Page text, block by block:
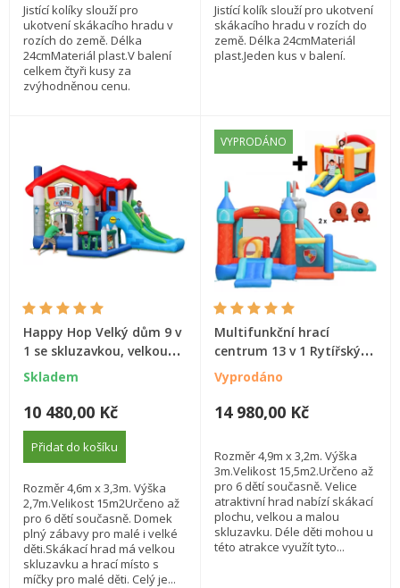
Jistící kolíky slouží pro
ukotvení skákacího hradu v
rozích do země. Délka
24cmMateriál plast.V balení
celkem čtyři kusy za
zvýhodněnou cenu.
Jistící kolík slouží pro ukotvení
skákacího hradu v rozích do
země. Délka 24cmMateriál
plast.Jeden kus v balení.
Happy Hop Velký dům 9 v
1 se skluzavkou, velkou
skákací plochou a míčky
Skladem
10 480,00 Kč
Přidat do košíku
Rozměr 4,6m x 3,3m. Výška
2,7m.Velikost 15m2Určeno až
pro 6 dětí současně. Domek
plný zábavy pro malé i velké
děti.Skákací hrad má velkou
skluzavku a hrací místo s
míčky pro malé děti. Celý je...
VYPRODÁNO
Multifunkční hrací
centrum 13 v 1 Rytířský
hrad
Vyprodáno
14 980,00 Kč
Rozměr 4,9m x 3,2m. Výška
3m.Velikost 15,5m2.Určeno až
pro 6 dětí současně. Velice
atraktivní hrad nabízí skákací
plochu, velkou a malou
skluzavku. Déle děti mohou u
této atrakce využít tyto...